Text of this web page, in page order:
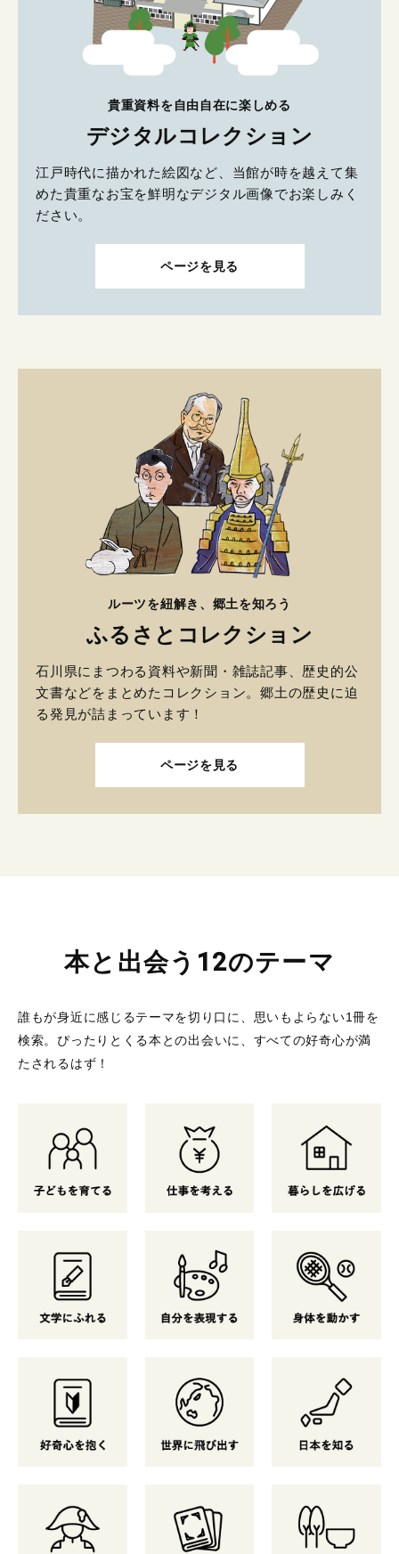
貴重資料を自由自在に楽しめる
デジタルコレクション
江戸時代に描かれた絵図など、当館が時を越えて集
めた貴重なお宝を鮮明なデジタル画像でお楽しみく
ださい。
ページを見る
ルーツを紐解き、郷土を知ろう
ふるさとコレクション
石川県にまつわる資料や新聞・雑誌記事、歴史的公
文書などをまとめたコレクション。郷土の歴史に迫
る発見が詰まっています！
ページを見る
本と出会う12のテーマ
誰もが身近に感じるテーマを切り口に、思いもよらない1冊を
検索。 ぴったりとくる本との出会いに、すべての好奇心が満
たされるはず！